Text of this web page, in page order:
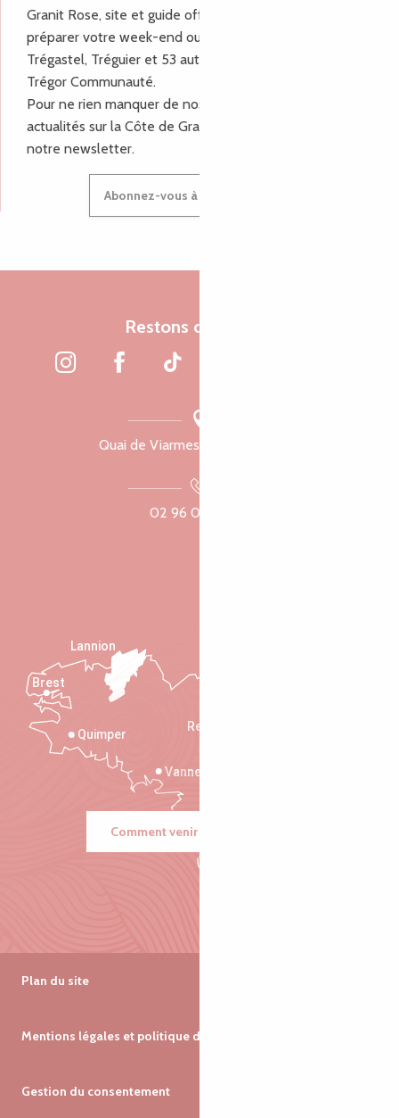
Granit Rose, site et guide officiel pour vous aider à
préparer votre week-end ou vos vacances à Lannion,
Trégastel, Tréguier et 53 autres communes de Lannion-
Trégor Communauté.
Pour ne rien manquer de nos bons plans et nos
actualités sur la Côte de Granit Rose, inscrivez-vous à
notre newsletter.
Abonnez-vous à notre newsletter
Restons connectés
Quai de Viarmes, 22300 Lannion
02 96 05 60 70
Rennes
Vannes
Quimper
Lannion
Brest
Comment venir ?
Plan du site
Mentions légales et politique de confidentialité
Gestion du consentement